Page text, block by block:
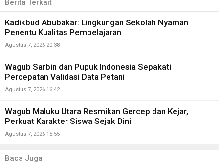
Berita Terkait
Kadikbud Abubakar: Lingkungan Sekolah Nyaman
Penentu Kualitas Pembelajaran
Agustus 7, 2026 20:38
Wagub Sarbin dan Pupuk Indonesia Sepakati
Percepatan Validasi Data Petani
Agustus 7, 2026 16:42
Wagub Maluku Utara Resmikan Gercep dan Kejar,
Perkuat Karakter Siswa Sejak Dini
Agustus 7, 2026 15:55
Baca Juga